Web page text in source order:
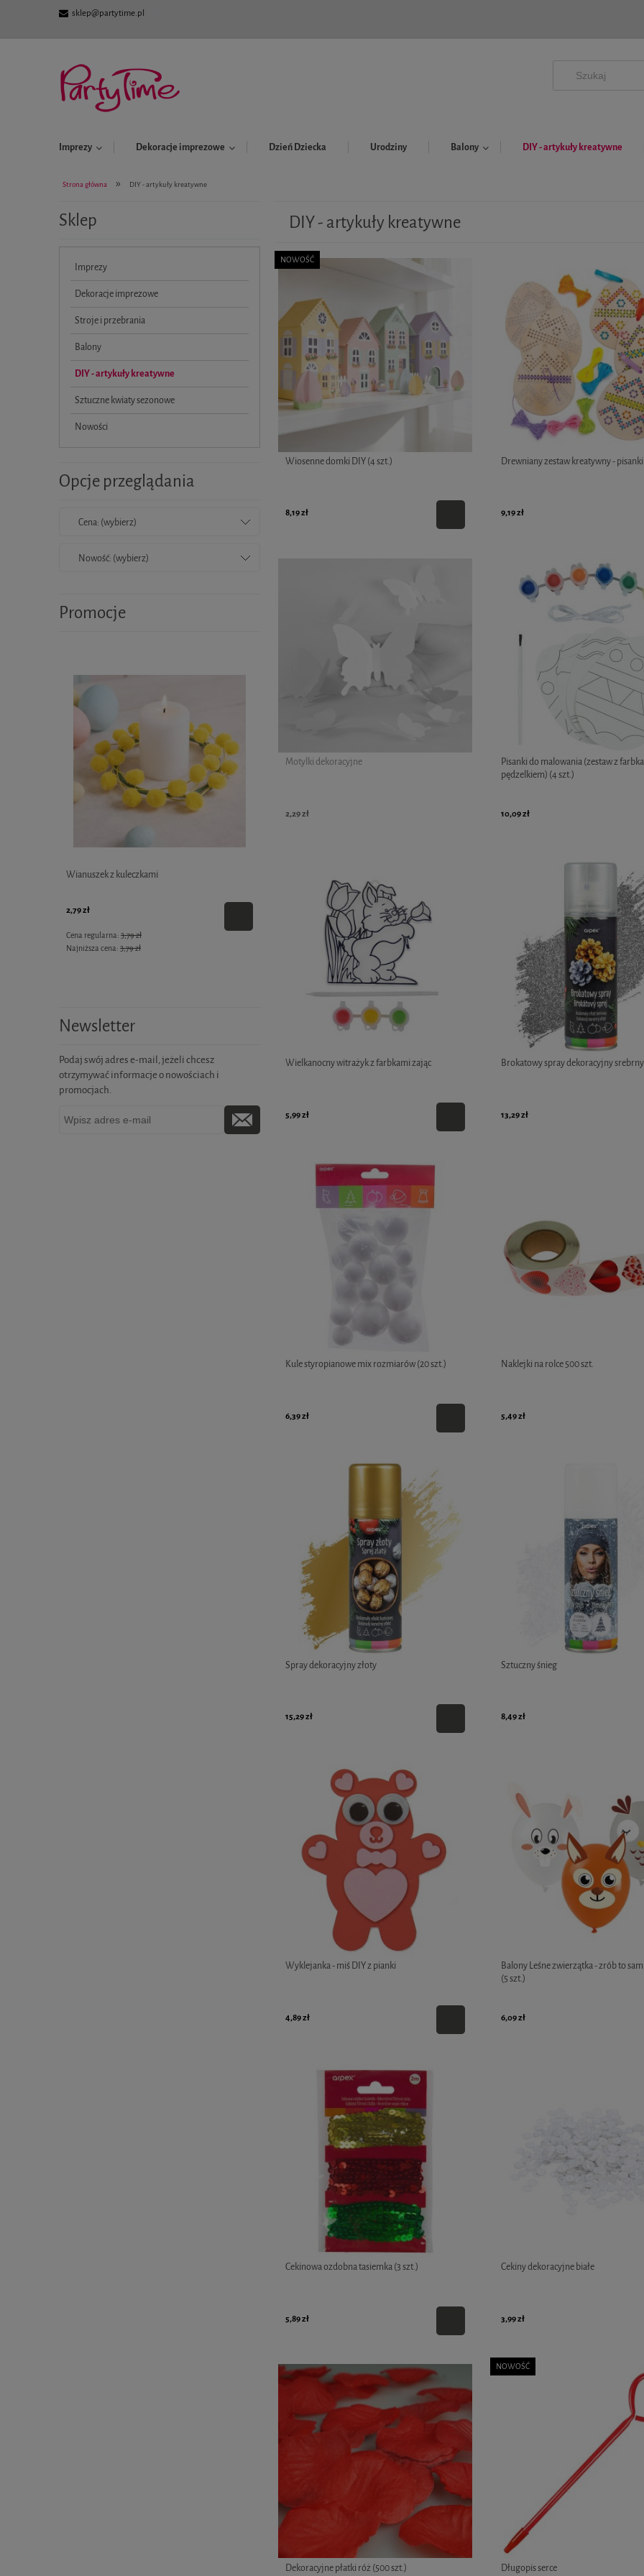
sklep@partytime.pl
Imprezy Dekoracje imprezowe Dzień Dziecka Urodziny Balony DIY - artykuły kreatywne
Strona główna » DIY - artykuły kreatywne
Sklep
Imprezy
Dekoracje imprezowe
Stroje i przebrania
Balony
DIY - artykuły kreatywne
Sztuczne kwiaty sezonowe
Nowości
Opcje przeglądania
Cena: (wybierz)
Nowość: (wybierz)
Promocje
Wianuszek z kuleczkami
2,79 zł
Cena regularna: 3,79 zł
Najniższa cena: 3,79 zł
11,69 zł
11,69 zł
6,69 zł
6,69 zł
Newsletter
Podaj swój adres e-mail, jeżeli chcesz
otrzymywać informacje o nowościach i
promocjach.
DIY - artykuły kreatywne
Wiosenne domki DIY (4 szt.)
8,19 zł
NOWOŚĆ
Drewniany zestaw kreatywny -
9,19 zł
Motylki dekoracyjne
2,29 zł
Pisanki do malowania (zestaw z
pędzelkiem) (4 szt.)
10,09 zł
Wielkanocny witrażyk z farbkami zając
5,99 zł
Brokatowy spray dekoracyjny srebrny
13,29 zł
Kule styropianowe mix rozmiarów (20 szt.)
6,39 zł
Naklejki na rolce 500 szt.
5,49 zł
Spray dekoracyjny złoty
15,29 zł
Sztuczny śnieg
8,49 zł
Wyklejanka - miś DIY z pianki
4,89 zł
Balony Leśne zwierzątka - zrób to
(5 szt.)
6,09 zł
Cekinowa ozdobna tasiemka (3 szt.)
5,89 zł
Cekiny dekoracyjne białe
3,99 zł
Dekoracyjne płatki róż (500 szt.) Długopis serce
NOWOŚĆ